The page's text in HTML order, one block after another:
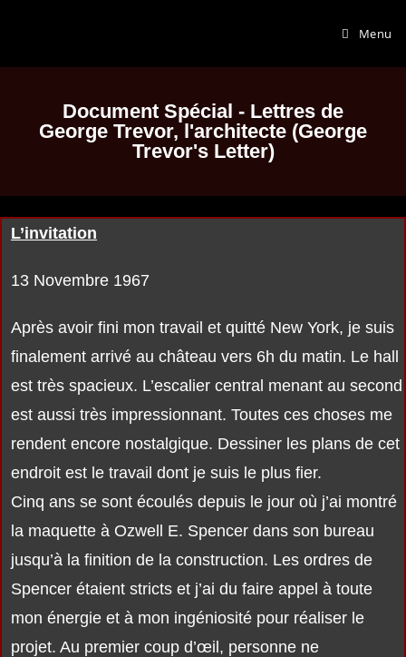
Menu
Document Spécial - Lettres de
George Trevor, l'architecte (George
Trevor's Letter)
L’invitation
13 Novembre 1967
Après avoir fini mon travail et quitté New York, je suis
finalement arrivé au château vers 6h du matin. Le hall
est très spacieux. L’escalier central menant au second
est aussi très impressionnant. Toutes ces choses me
rendent encore nostalgique. Dessiner les plans de cet
endroit est le travail dont je suis le plus fier.
Cinq ans se sont écoulés depuis le jour où j’ai montré
la maquette à Ozwell E. Spencer dans son bureau
jusqu’à la finition de la construction. Les ordres de
Spencer étaient stricts et j’ai du faire appel à toute
mon énergie et à mon ingéniosité pour réaliser le
projet. Au premier coup d’œil, personne ne